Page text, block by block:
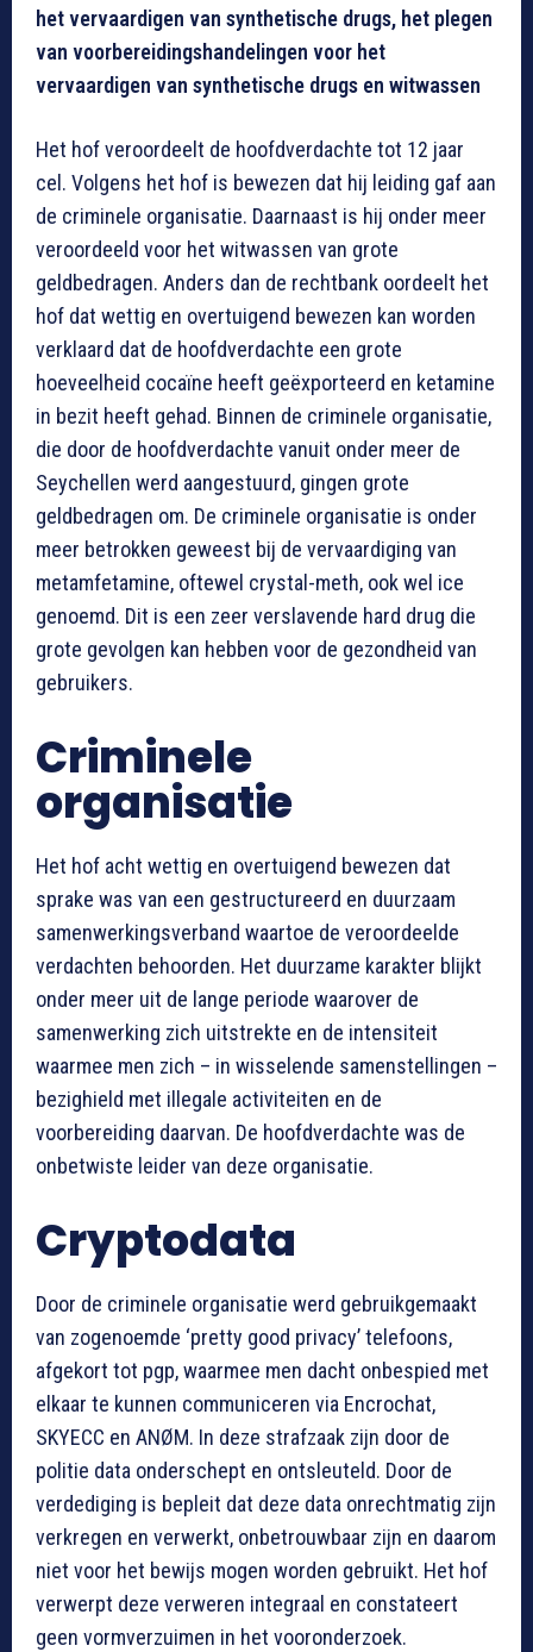
het vervaardigen van synthetische drugs, het plegen
van voorbereidingshandelingen voor het
vervaardigen van synthetische drugs en witwassen
Het hof veroordeelt de hoofdverdachte tot 12 jaar
cel. Volgens het hof is bewezen dat hij leiding gaf aan
de criminele organisatie. Daarnaast is hij onder meer
veroordeeld voor het witwassen van grote
geldbedragen. Anders dan de rechtbank oordeelt het
hof dat wettig en overtuigend bewezen kan worden
verklaard dat de hoofdverdachte een grote
hoeveelheid cocaïne heeft geëxporteerd en ketamine
in bezit heeft gehad. Binnen de criminele organisatie,
die door de hoofdverdachte vanuit onder meer de
Seychellen werd aangestuurd, gingen grote
geldbedragen om. De criminele organisatie is onder
meer betrokken geweest bij de vervaardiging van
metamfetamine, oftewel crystal-meth, ook wel ice
genoemd. Dit is een zeer verslavende hard drug die
grote gevolgen kan hebben voor de gezondheid van
gebruikers.
Criminele
organisatie
Het hof acht wettig en overtuigend bewezen dat
sprake was van een gestructureerd en duurzaam
samenwerkingsverband waartoe de veroordeelde
verdachten behoorden. Het duurzame karakter blijkt
onder meer uit de lange periode waarover de
samenwerking zich uitstrekte en de intensiteit
waarmee men zich – in wisselende samenstellingen –
bezighield met illegale activiteiten en de
voorbereiding daarvan. De hoofdverdachte was de
onbetwiste leider van deze organisatie.
Cryptodata
Door de criminele organisatie werd gebruikgemaakt
van zogenoemde ‘pretty good privacy’ telefoons,
afgekort tot pgp, waarmee men dacht onbespied met
elkaar te kunnen communiceren via Encrochat,
SKYECC en ANØM. In deze strafzaak zijn door de
politie data onderschept en ontsleuteld. Door de
verdediging is bepleit dat deze data onrechtmatig zijn
verkregen en verwerkt, onbetrouwbaar zijn en daarom
niet voor het bewijs mogen worden gebruikt. Het hof
verwerpt deze verweren integraal en constateert
geen vormverzuimen in het vooronderzoek.